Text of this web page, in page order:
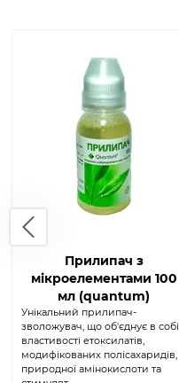
Прилипач з
мікроелементами 100
мл (quantum)
Унікальний прилипач-
зволожувач, що об'єднує в собі
властивості етоксилатів,
модифікованих полісахаридів,
природної амінокислоти та